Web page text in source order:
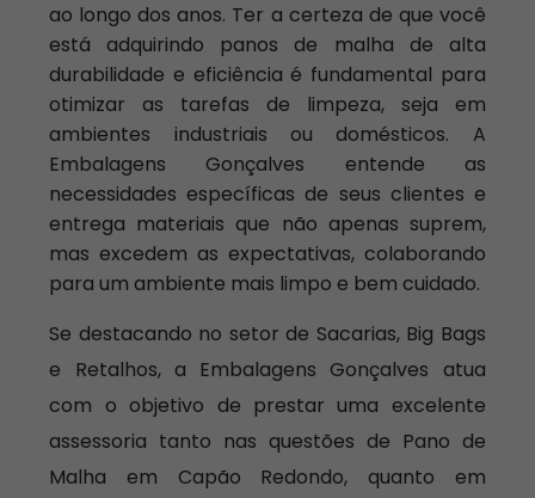
ao longo dos anos. Ter a certeza de que você
está adquirindo panos de malha de alta
durabilidade e eficiência é fundamental para
otimizar as tarefas de limpeza, seja em
ambientes industriais ou domésticos. A
Embalagens Gonçalves entende as
necessidades específicas de seus clientes e
entrega materiais que não apenas suprem,
mas excedem as expectativas, colaborando
para um ambiente mais limpo e bem cuidado.
Se destacando no setor de Sacarias, Big Bags
e Retalhos, a Embalagens Gonçalves atua
com o objetivo de prestar uma excelente
assessoria tanto nas questões de Pano de
Malha em Capão Redondo, quanto em